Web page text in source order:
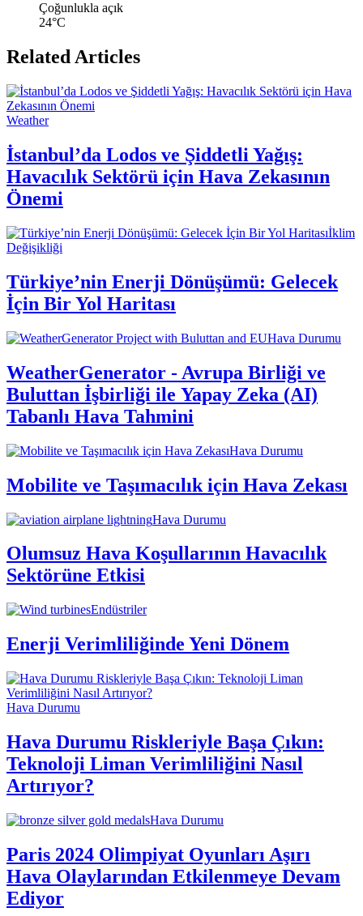
Çoğunlukla açık
24°C
Related Articles
Weather
İstanbul’da Lodos ve Şiddetli Yağış:
Havacılık Sektörü için Hava Zekasının
Önemi
İklim
Değişikliği
Türkiye’nin Enerji Dönüşümü: Gelecek
İçin Bir Yol Haritası
Hava Durumu
WeatherGenerator - Avrupa Birliği ve
Buluttan İşbirliği ile Yapay Zeka (AI)
Tabanlı Hava Tahmini
Hava Durumu
Mobilite ve Taşımacılık için Hava Zekası
Hava Durumu
Olumsuz Hava Koşullarının Havacılık
Sektörüne Etkisi
Endüstriler
Enerji Verimliliğinde Yeni Dönem
Hava Durumu
Hava Durumu Riskleriyle Başa Çıkın:
Teknoloji Liman Verimliliğini Nasıl
Artırıyor?
Hava Durumu
Paris 2024 Olimpiyat Oyunları Aşırı
Hava Olaylarından Etkilenmeye Devam
Ediyor